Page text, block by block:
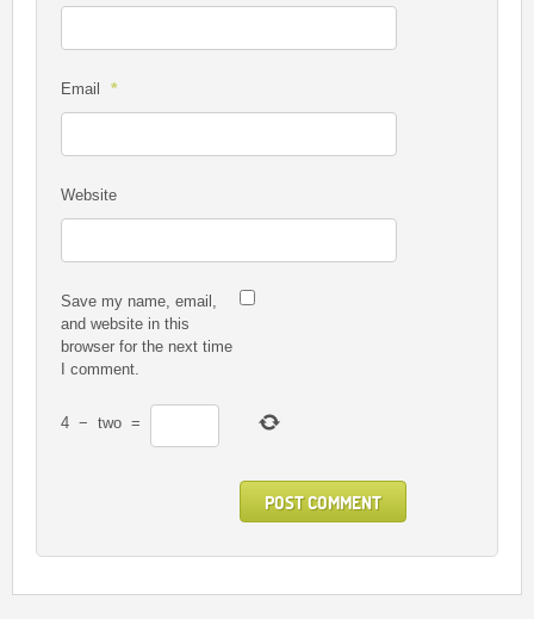
Email *
Website
Save my name, email,
and website in this
browser for the next time
I comment.
4 − two =